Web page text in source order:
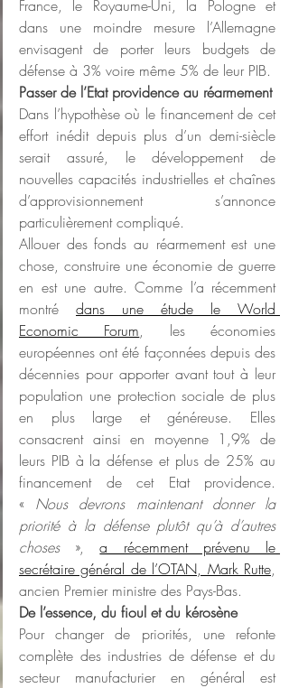
France, le Royaume-Uni, la Pologne et
dans une moindre mesure l’Allemagne
envisagent de porter leurs budgets de
défense à 3% voire même 5% de leur PIB.
Passer de l’Etat providence au réarmement
Dans l’hypothèse où le financement de cet
effort inédit depuis plus d’un demi-siècle
serait assuré, le développement de
nouvelles capacités industrielles et chaînes
d’approvisionnement s’annonce
particulièrement compliqué.
Allouer des fonds au réarmement est une
chose, construire une économie de guerre
en est une autre. Comme l’a récemment
montré dans une étude le World
Economic Forum, les économies
européennes ont été façonnées depuis des
décennies pour apporter avant tout à leur
population une protection sociale de plus
en plus large et généreuse. Elles
consacrent ainsi en moyenne 1,9% de
leurs PIB à la défense et plus de 25% au
financement de cet Etat providence.
« Nous devrons maintenant donner la
priorité à la défense plutôt qu’à d’autres
choses », a récemment prévenu le
secrétaire général de l’OTAN, Mark Rutte,
ancien Premier ministre des Pays-Bas.
De l’essence, du fioul et du kérosène
Pour changer de priorités, une refonte
complète des industries de défense et du
secteur manufacturier en général est